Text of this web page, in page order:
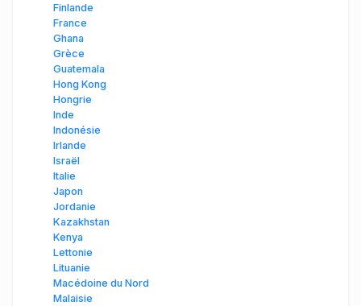
Finlande
France
Ghana
Grèce
Guatemala
Hong Kong
Hongrie
Inde
Indonésie
Irlande
Israël
Italie
Japon
Jordanie
Kazakhstan
Kenya
Lettonie
Lituanie
Macédoine du Nord
Malaisie